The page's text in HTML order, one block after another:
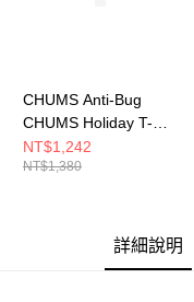
CHUMS Anti-Bug
CHUMS Holiday T-
Shirt 男 防蟲短袖上衣
黑色 CH012716K001
NT$1,242
NT$1,380
詳細說明